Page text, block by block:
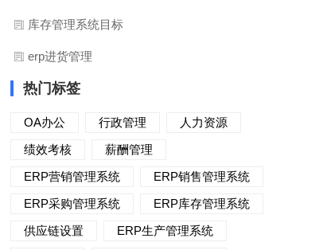
库存管理系统目标
erp进货管理
热门标签
OA办公 行政管理
人力资源
绩效考核
薪酬管理
ERP营销管理系统
ERP销售管理系统
ERP采购管理系统
ERP库存管理系统
供应链设置
ERP生产管理系统